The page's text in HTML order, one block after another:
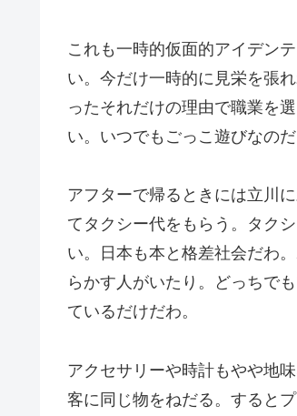
これも一時的仮面的アイデン
い。今だけ一時的に見栄を張
ったそれだけの理由で職業を
い。いつでもごっこ遊びなのだ
アフターで帰るときには立川
てタクシー代をもらう。タク
い。日本も本と格差社会だわ
らかす人がいたり。どっちで
ているだけだわ。
アクセサリーや時計もやや地
客に同じ物をねだる。すると